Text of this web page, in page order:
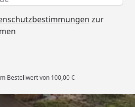
zur
Bestellwert von 100,00 €